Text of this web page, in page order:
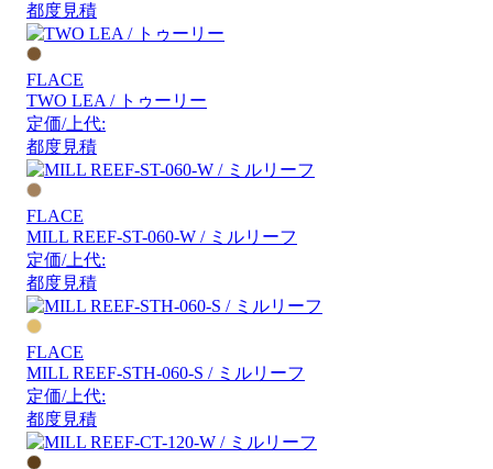
都度見積
FLACE
TWO LEA / トゥーリー
定価/上代:
都度見積
FLACE
MILL REEF-ST-060-W / ミルリーフ
定価/上代:
都度見積
FLACE
MILL REEF-STH-060-S / ミルリーフ
定価/上代:
都度見積